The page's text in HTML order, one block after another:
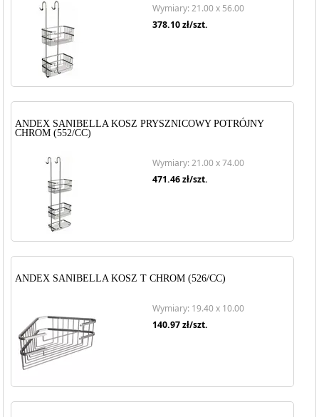
Wymiary: 21.00 x 56.00
378.10zł/szt.
ANDEX SANIBELLA KOSZ PRYSZNICOWY POTRÓJNY
CHROM (552/CC)
Wymiary: 21.00 x 74.00
471.46zł/szt.
ANDEX SANIBELLA KOSZ T CHROM (526/CC)
Wymiary: 19.40 x 10.00
140.97zł/szt.